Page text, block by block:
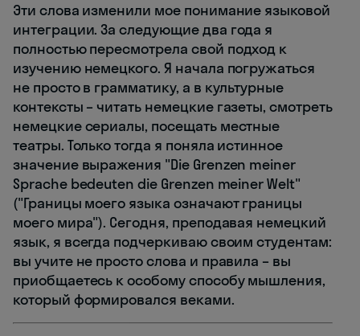
Эти слова изменили мое понимание языковой
интеграции. За следующие два года я
полностью пересмотрела свой подход к
изучению немецкого. Я начала погружаться
не просто в грамматику, а в культурные
контексты – читать немецкие газеты, смотреть
немецкие сериалы, посещать местные
театры. Только тогда я поняла истинное
значение выражения "Die Grenzen meiner
Sprache bedeuten die Grenzen meiner Welt"
("Границы моего языка означают границы
моего мира"). Сегодня, преподавая немецкий
язык, я всегда подчеркиваю своим студентам:
вы учите не просто слова и правила – вы
приобщаетесь к особому способу мышления,
который формировался веками.